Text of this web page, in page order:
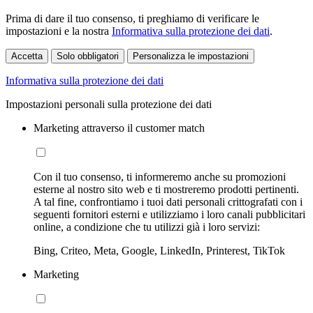
Prima di dare il tuo consenso, ti preghiamo di verificare le
impostazioni e la nostra Informativa sulla protezione dei dati.
Accetta Solo obbligatori Personalizza le impostazioni
Informativa sulla protezione dei dati
Impostazioni personali sulla protezione dei dati
Marketing attraverso il customer match
Con il tuo consenso, ti informeremo anche su promozioni
esterne al nostro sito web e ti mostreremo prodotti pertinenti.
A tal fine, confrontiamo i tuoi dati personali crittografati con i
seguenti fornitori esterni e utilizziamo i loro canali pubblicitari
online, a condizione che tu utilizzi già i loro servizi:
Bing, Criteo, Meta, Google, LinkedIn, Printerest, TikTok
Marketing